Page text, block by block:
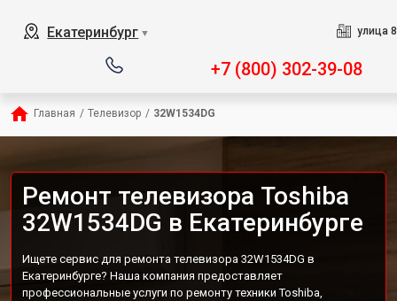
Екатеринбург ▼ улица
+7 (800) 302-39-08
Главная / Телевизор / 32W1534DG
Ремонт телевизора Toshiba
32W1534DG в Екатеринбурге
Ищете сервис для ремонта телевизора 32W1534DG в
Екатеринбурге? Наша компания предоставляет
профессиональные услуги по ремонту техники Toshiba,